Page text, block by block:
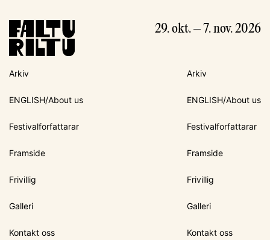
29. okt. – 7. nov. 2026
Arkiv
ENGLISH/About us
Festivalforfattarar
Framside
Frivillig
Galleri
Kontakt oss
Arkiv
ENGLISH/About us
Festivalforfattarar
Framside
Frivillig
Galleri
Kontakt oss